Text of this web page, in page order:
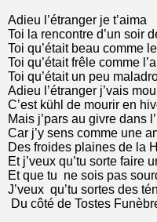
Adieu l’étranger je t’aima
Toi la rencontre d’un soir
Toi qu’était beau comme
Toi qu’était frêle comme
Toi qu’était un peu
Adieu l’étranger j’vais
C’est kühl de mourir en
Mais j’pars au givre dans
Car j’y sens comme une
Des froides plaines de la
Et j’veux qu’tu sorte faire
Et que tu ne sois pas
J’veux qu’tu sortes des
Du côté de Tostes